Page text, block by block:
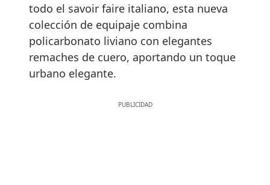
todo el savoir faire italiano, esta nueva
colección de equipaje combina
policarbonato liviano con elegantes
remaches de cuero, aportando un toque
urbano elegante.